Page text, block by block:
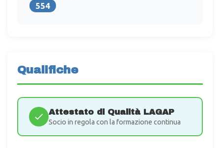
554
Qualifiche
Attestato di Qualità LAGAP
Socio in regola con la formazione continua